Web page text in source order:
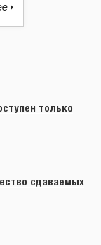
только
сдаваемых